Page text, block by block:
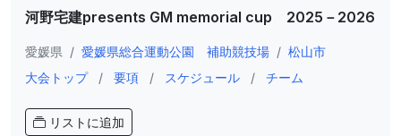
河野宅建presents GM memorial cup 2025－2026
愛媛県 / 愛媛県総合運動公園 補助競技場 / 松山市
大会トップ
/ 要項 / スケジュール / チーム
リストに追加